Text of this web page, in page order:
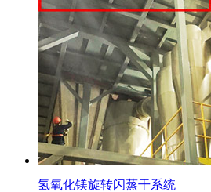
氢氧化镁旋转闪蒸干系统